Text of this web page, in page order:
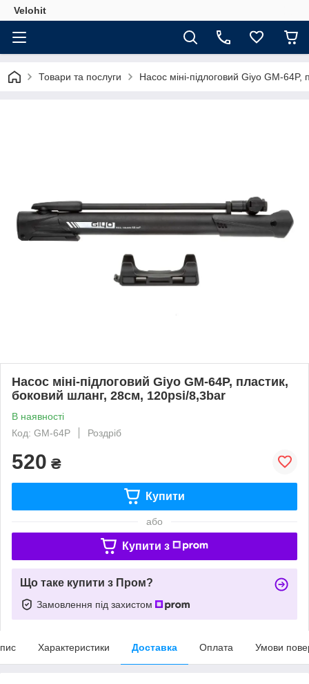
Velohit
Товари та послуги Насос міні-підлоговий Giyo GM-
Насос міні-підлоговий Giyo GM-64P, пластик,
боковий шланг, 28см, 120psi/8,3bar
В наявності
Код: GM-64P
Роздріб
520 ₴
Купити
або
Купити з
Що таке купити з Пром?
Замовлення під захистом
Характеристики Доставка Оплата Умови